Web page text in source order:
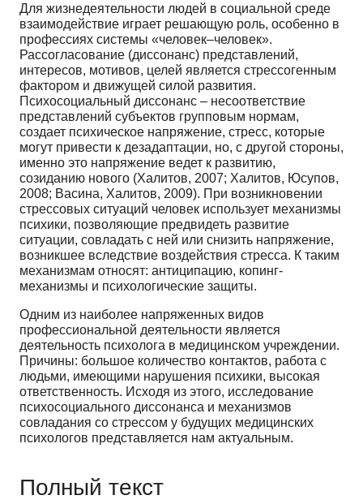
Для жизнедеятельности людей в социальной среде
взаимодействие играет решающую роль, особенно в
профессиях системы «человек–человек».
Рассогласование (диссонанс) представлений,
интересов, мотивов, целей является стрессогенным
фактором и движущей силой развития.
Психосоциальный диссонанс – несоответствие
представлений субъектов групповым нормам,
создает психическое напряжение, стресс, которые
могут привести к дезадаптации, но, с другой стороны,
именно это напряжение ведет к развитию,
созиданию нового (Халитов, 2007; Халитов, Юсупов,
2008; Васина, Халитов, 2009). При возникновении
стрессовых ситуаций человек использует механизмы
психики, позволяющие предвидеть развитие
ситуации, совладать с ней или снизить напряжение,
возникшее вследствие воздействия стресса. К таким
механизмам относят: антиципацию, копинг-
механизмы и психологические защиты.
Одним из наиболее напряженных видов
профессиональной деятельности является
деятельность психолога в медицинском учреждении.
Причины: большое количество контактов, работа с
людьми, имеющими нарушения психики, высокая
ответственность. Исходя из этого, исследование
психосоциального диссонанса и механизмов
совладания со стрессом у будущих медицинских
психологов представляется нам актуальным.
Полный текст